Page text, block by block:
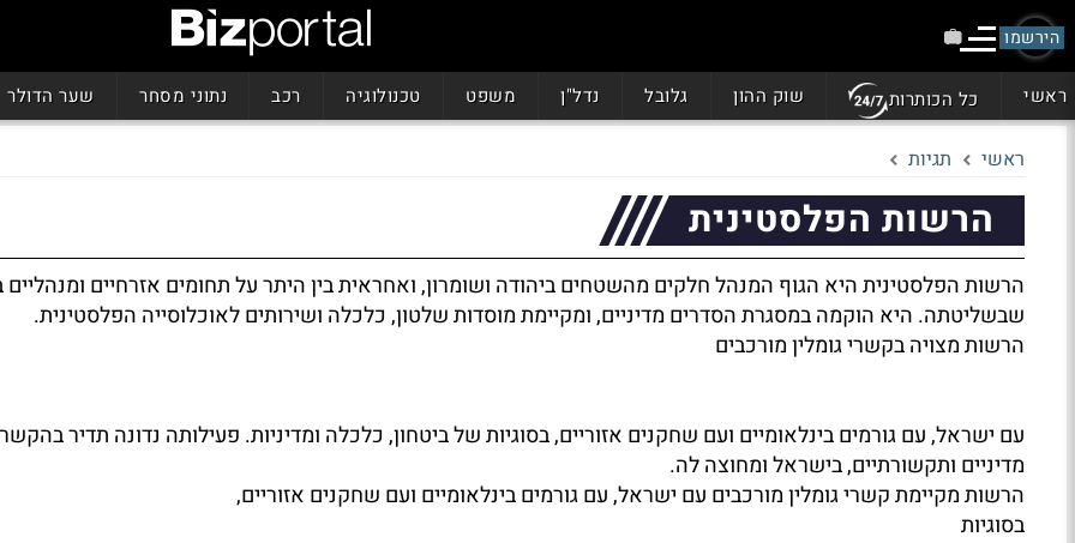
הירשמו
ראשי כל הכותרות שוק ההון גלובל נדל"ן משפט טכנולוגיה רכב נתוני מסחר שער הדולר
ראשי תגיות
הרשות הפלסטינית
הרשות הפלסטינית היא הגוף המנהל חלקים מהשטחים ביהודה ושומרון, ואחראית בין היתר על תחומים אזרחיים ומנהליים
שבשליטתה. היא הוקמה במסגרת הסדרים מדיניים, ומקיימת מוסדות שלטון, כלכלה ושירותים לאוכלוסייה הפלסטינית.
הרשות מצויה בקשרי גומלין מורכבים
עם ישראל, עם גורמים בינלאומיים ועם שחקנים אזוריים, בסוגיות של ביטחון, כלכלה ומדיניות. פעילותה נדונה תדיר
מדיניים ותקשורתיים, בישראל ומחוצה לה.
הרשות מקיימת קשרי גומלין מורכבים עם ישראל, עם גורמים בינלאומיים ועם שחקנים אזוריים,
בסוגיות